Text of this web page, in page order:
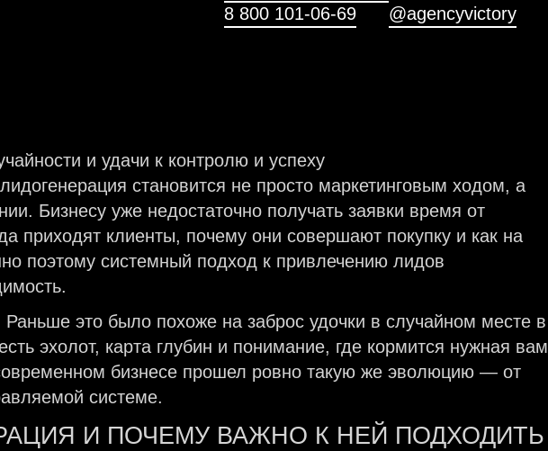
8 800 101-06-69
@agencyvictory
становится не просто маркетинговым ходом, а
Бизнесу уже недостаточно получать заявки время от
приходят клиенты, почему они совершают покупку и как на
поэтому системный подход к привлечению лидов
это было похоже на заброс удочки в случайном месте в
эхолот, карта глубин и понимание, где кормится нужная вам
бизнесе прошел ровно такую же эволюцию — от
системе.
И ПОЧЕМУ ВАЖНО К НЕЙ ПОДХОДИТЬ